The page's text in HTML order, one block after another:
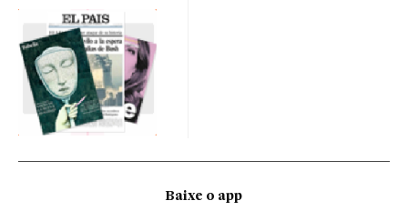
Baixe o app